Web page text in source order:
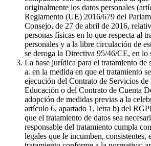
originalmente los datos personales
Reglamento (UE) 2016/679 del
Consejo, de 27 de abril de 2016,
personas físicas en lo que respecta al
personales y a la libre circulación de
se deroga la Directiva 95/46/CE, en
La base jurídica para el tratamiento de
a. en la medida en que el tratamiento
ejecución del Contrato de Servicios
Educación o del Contrato de Cuenta
adopción de medidas previas a la
artículo 6, apartado 1, letra b) del
que el tratamiento de datos sea
responsable del tratamiento cumpla
legales que le incumben, consistentes,